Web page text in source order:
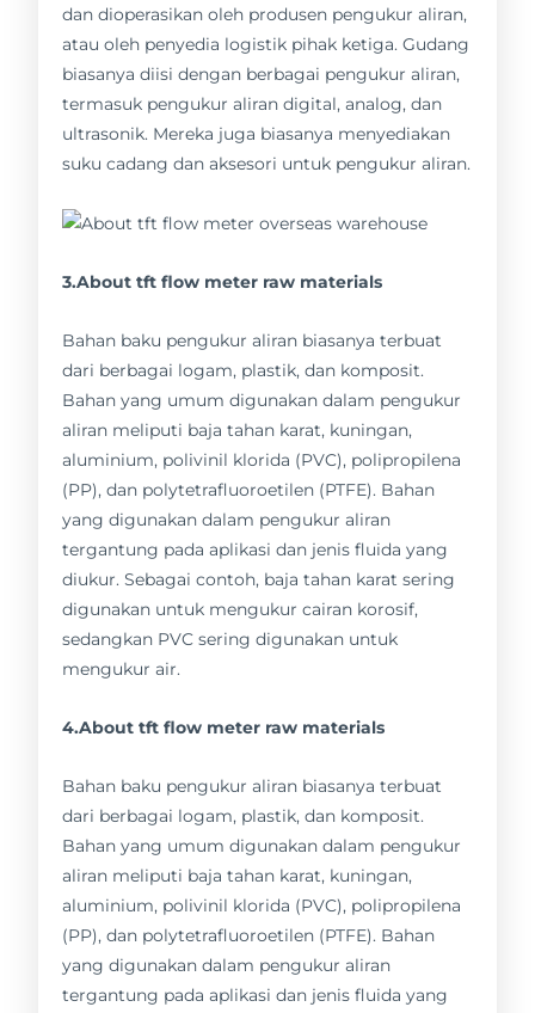
dan dioperasikan oleh produsen pengukur aliran,
atau oleh penyedia logistik pihak ketiga. Gudang
biasanya diisi dengan berbagai pengukur aliran,
termasuk pengukur aliran digital, analog, dan
ultrasonik. Mereka juga biasanya menyediakan
suku cadang dan aksesori untuk pengukur aliran.
3.About tft flow meter raw materials
Bahan baku pengukur aliran biasanya terbuat
dari berbagai logam, plastik, dan komposit.
Bahan yang umum digunakan dalam pengukur
aliran meliputi baja tahan karat, kuningan,
aluminium, polivinil klorida (PVC), polipropilena
(PP), dan polytetrafluoroetilen (PTFE). Bahan
yang digunakan dalam pengukur aliran
tergantung pada aplikasi dan jenis fluida yang
diukur. Sebagai contoh, baja tahan karat sering
digunakan untuk mengukur cairan korosif,
sedangkan PVC sering digunakan untuk
mengukur air.
4.About tft flow meter raw materials
Bahan baku pengukur aliran biasanya terbuat
dari berbagai logam, plastik, dan komposit.
Bahan yang umum digunakan dalam pengukur
aliran meliputi baja tahan karat, kuningan,
aluminium, polivinil klorida (PVC), polipropilena
(PP), dan polytetrafluoroetilen (PTFE). Bahan
yang digunakan dalam pengukur aliran
tergantung pada aplikasi dan jenis fluida yang